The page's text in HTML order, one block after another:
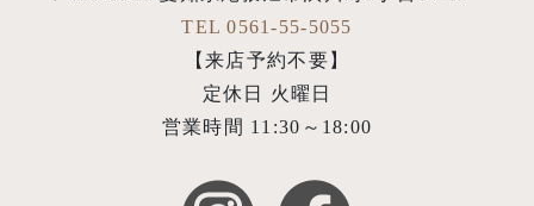
TEL 0561-55-5055
【来店予約不要】
定休日 火曜日
営業時間 11:30～18:00